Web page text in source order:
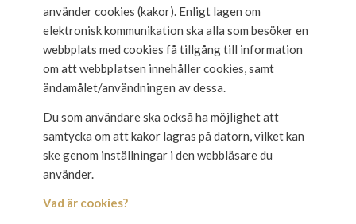
använder cookies (kakor). Enligt lagen om
elektronisk kommunikation ska alla som besöker en
webbplats med cookies få tillgång till information
om att webbplatsen innehåller cookies, samt
ändamålet/användningen av dessa.
Du som användare ska också ha möjlighet att
samtycka om att kakor lagras på datorn, vilket kan
ske genom inställningar i den webbläsare du
använder.
Vad är cookies?